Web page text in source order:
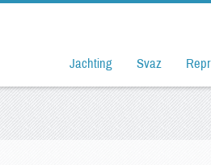
Jachting Svaz